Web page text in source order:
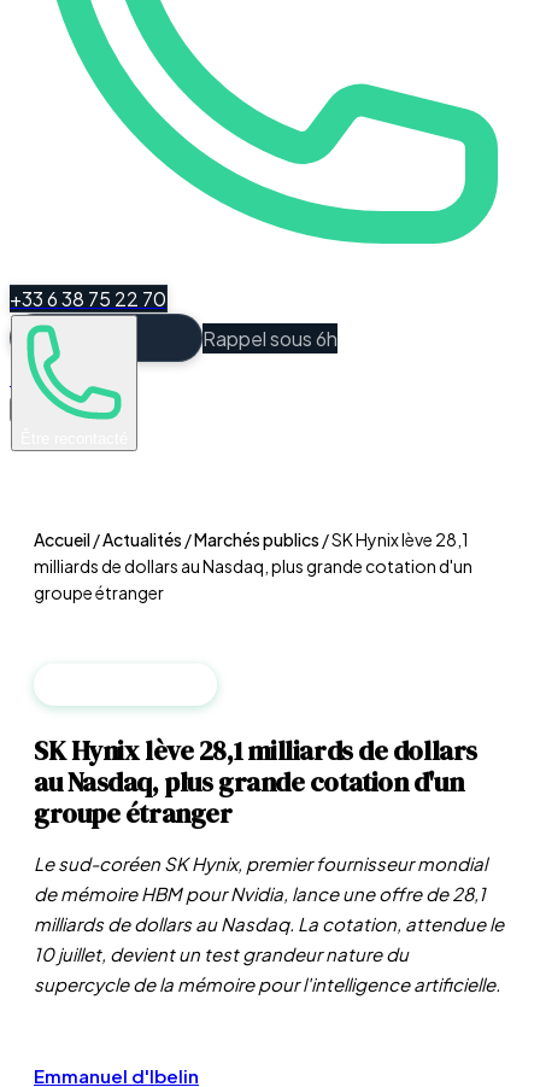
+33 6 38 75 22 70
Rappel sous 6h
Espace Client
Accueil/Actualités /Marchés publics /SK Hynix lève 28,1
milliards de dollars au Nasdaq, plus grande cotation d'un
groupe étranger
SK Hynix lève 28,1 milliards de dollars
au Nasdaq, plus grande cotation d'un
groupe étranger
Le sud-coréen SK Hynix, premier fournisseur mondial
de mémoire HBM pour Nvidia, lance une offre de 28,1
milliards de dollars au Nasdaq. La cotation, attendue le
10 juillet, devient un test grandeur nature du
supercycle de la mémoire pour l'intelligence artificielle.
Emmanuel d'Ibelin